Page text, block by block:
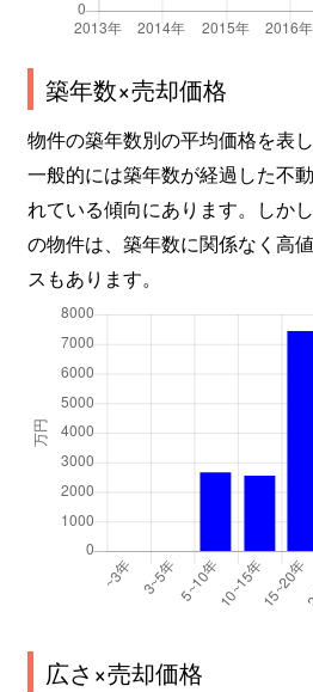
築年数×売却価格
物件の築年数別の平均価格を表
一般的には築年数が経過した不
れている傾向にあります。しか
の物件は、築年数に関係なく高
スもあります。
広さ×売却価格